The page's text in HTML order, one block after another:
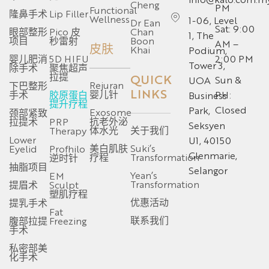
隆鼻手术
眼部整形
项目
婴儿肥消
除手术
下巴整形
手术
颈部紧致
拉提术
Lower
Eyelid
抽脂项目
提眉术
提乳手术
腹部拉提
手术
私密部美
化手术
Lip Filler
Pico 皮
秒雷射
5D HIFU
聚焦超声
拉提
胶原蛋白
提升疗程
PRP
Therapy
Profhilo
逆时针
EM
Sculpt
塑肌疗程
Fat
Freezing
Functional
Wellness
皮肤
Rejuran
婴儿针
Exosome
抗老外泌
体水光
美白肌肤
疗程
Cheng
Dr Ean
Chan
Boon
Khai
QUICK
LINKS
关于我们
Suki’s
Transformation
Yean’s
Transformation
优惠活动
联系我们
1-06, Level
1, The
Podium,
Tower 3,
UOA
Business
Park,
Seksyen
U1, 40150
Glenmarie,
Selangor
PM
Sat: 9:00
AM –
2:00 PM
Sun &
PH:
Closed